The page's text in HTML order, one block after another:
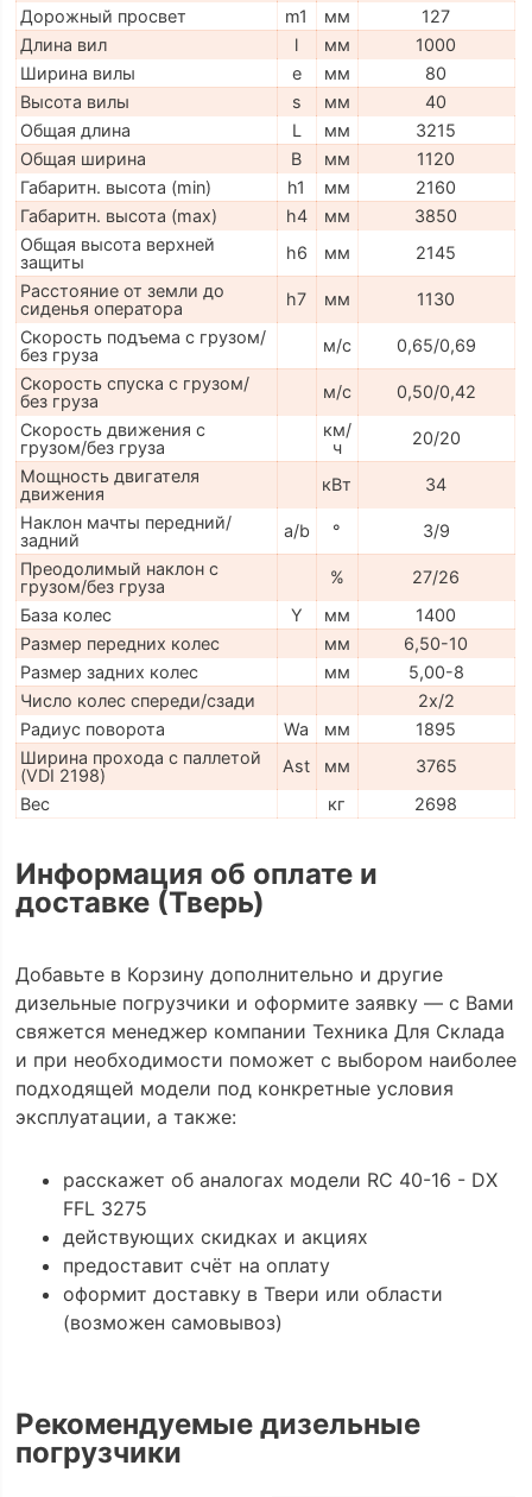
Дорожный просвет
m1 мм
127
Длина вил
l мм
1000
Ширина вилы
e мм
80
Высота вилы
s мм
40
Общая длина
L мм
3215
Общая ширина
B мм
1120
Габаритн. высота (min)
h1 мм
2160
Габаритн. высота (max)
h4 мм
3850
Общая высота верхней
защиты
h6 мм
2145
Расстояние от земли до
сиденья оператора
h7 мм
1130
Скорость подъема с грузом/
без груза
м/с
0,65/0,69
Скорость спуска с грузом/
без груза
м/с
0,50/0,42
Скорость движения с
грузом/без груза
км/
ч
20/20
Мощность двигателя
движения
кВт
34
Наклон мачты передний/
задний
a/b °
3/9
Преодолимый наклон с
грузом/без груза
%
27/26
База колес
Y мм
1400
Размер передних колес
мм
6,50-10
Размер задних колес
мм
5,00-8
Число колес спереди/сзади
2x/2
Радиус поворота
Wa мм
1895
Ширина прохода с паллетой
(VDI 2198)
Ast мм
3765
Вес
кг 2698
Информация об оплате и
доставке (Тверь)
Добавьте в Корзину дополнительно и другие
дизельные погрузчики и оформите заявку — с Вами
свяжется менеджер компании Техника Для Склада
и при необходимости поможет с выбором наиболее
подходящей модели под конкретные условия
эксплуатации, а также:
расскажет об аналогах модели RC 40-16 - DX
FFL 3275
действующих скидках и акциях
предоставит счёт на оплату
оформит доставку в Твери или области
(возможен самовывоз)
Рекомендуемые дизельные
погрузчики